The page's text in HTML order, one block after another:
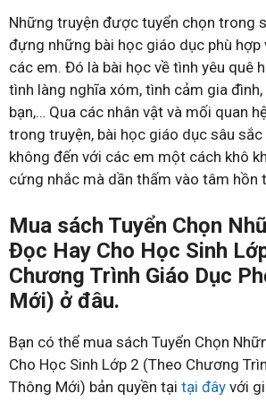
Những truyện được tuyển chọn trong
đựng những bài học giáo dục phù hợp
các em. Đó là bài học về tình yêu quê
tình làng nghĩa xóm, tình cảm gia
bạn,… Qua các nhân vật và mối quan
trong truyện, bài học giáo dục sâu
không đến với các em một cách khô
cứng nhắc mà dần thấm vào tâm hồn
Mua sách Tuyển Chọn
Đọc Hay Cho Học Sinh
Chương Trình Giáo Dục
Mới) ở đâu.
Bạn có thể mua sách Tuyển Chọn
Cho Học Sinh Lớp 2 (Theo Chương
Thông Mới) bản quyền tại tại đây với